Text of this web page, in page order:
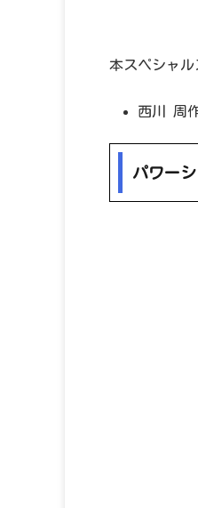
本スペシャル
西川 周
パワー